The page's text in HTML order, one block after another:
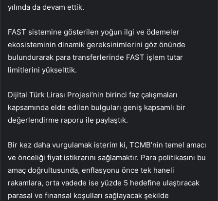
yılında da devam ettik.
FAST sistemine gösterilen yoğun ilgi ve ödemeler
ekosisteminin dinamik gereksinimlerini göz önünde
bulundurarak para transferlerinde FAST işlem tutar
limitlerini yükselttik.
Dijital Türk Lirası Projesi’nin birinci faz çalışmaları
kapsamında elde edilen bulguları geniş kapsamlı bir
değerlendirme raporu ile paylaştık.
Bir kez daha vurgulamak isterim ki, TCMB’nin temel amacı
ve önceliği fiyat istikrarını sağlamaktır. Para politikasını bu
amaç doğrultusunda, enflasyonu önce tek haneli
rakamlara, orta vadede ise yüzde 5 hedefine ulaştıracak
parasal ve finansal koşulları sağlayacak şekilde